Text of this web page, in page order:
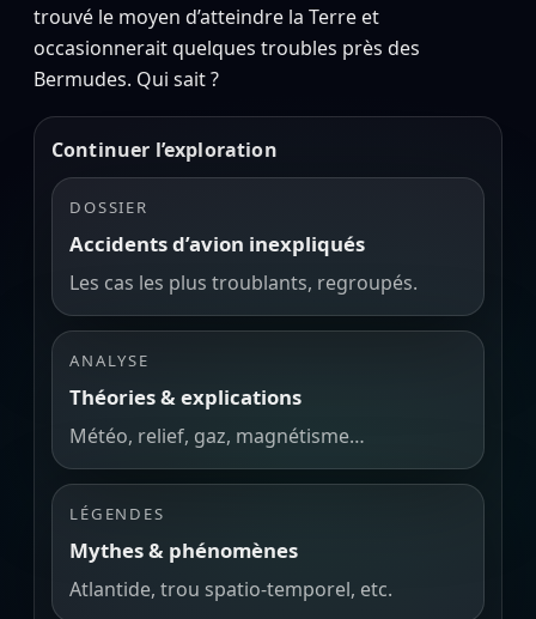
trouvé le moyen d’atteindre la Terre et
occasionnerait quelques troubles près des
Bermudes. Qui sait ?
Continuer l’exploration
DOSSIER
Accidents d’avion inexpliqués
Les cas les plus troublants, regroupés.
ANALYSE
Théories & explications
Météo, relief, gaz, magnétisme…
LÉGENDES
Mythes & phénomènes
Atlantide, trou spatio-temporel, etc.